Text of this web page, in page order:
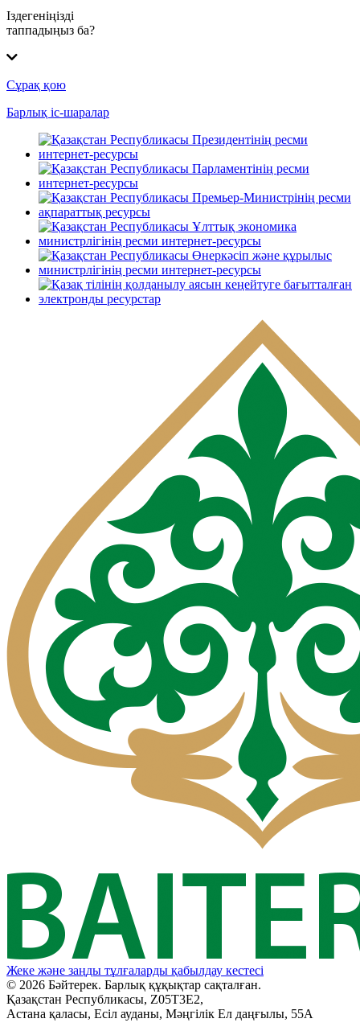
Іздегеніңізді
таппадыңыз ба?
Сұрақ қою
Барлық іс-шаралар
Жеке және заңды тұлғаларды қабылдау кестесі
© 2026 Бәйтерек. Барлық құқықтар сақталған.
Қазақстан Республикасы, Z05T3E2,
Астана қаласы, Есіл ауданы, Мәңгілік Ел даңғылы, 55А